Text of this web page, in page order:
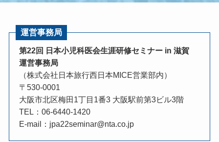
運営事務局
第22回 日本小児科医会生涯研修セミナー in 滋賀
運営事務局
（株式会社日本旅行西日本MICE営業部内）
〒530-0001
大阪市北区梅田1丁目1番3 大阪駅前第3ビル3階
TEL：06-6440-1420
E-mail： jpa22seminar@nta.co.jp